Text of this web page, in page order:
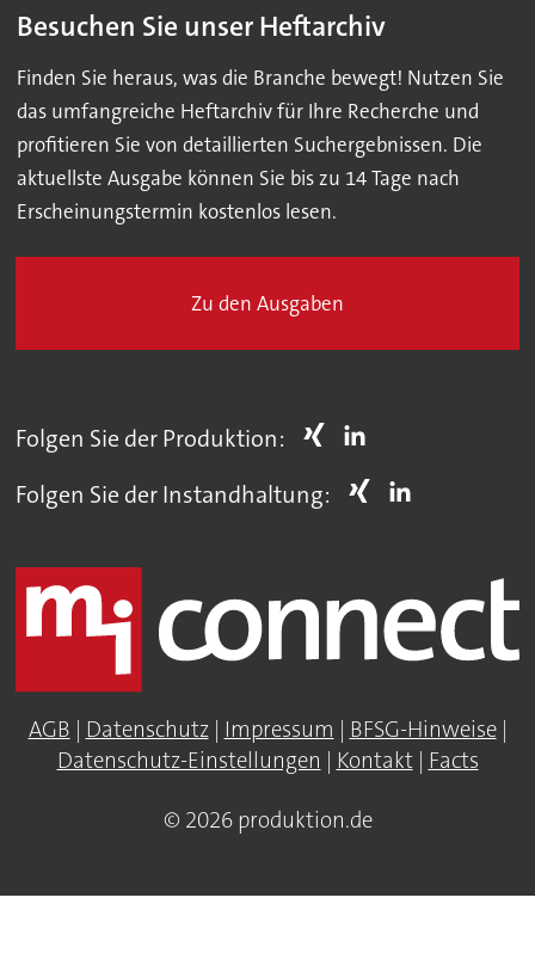
Besuchen Sie unser Heftarchiv
Finden Sie heraus, was die Branche bewegt! Nutzen Sie
das umfangreiche Heftarchiv für Ihre Recherche und
profitieren Sie von detaillierten Suchergebnissen. Die
aktuellste Ausgabe können Sie bis zu 14 Tage nach
Erscheinungstermin kostenlos lesen.
Zu den Ausgaben
Folgen Sie der Produktion:
Folgen Sie der Instandhaltung:
AGB | Datenschutz| Impressum | BFSG-Hinweise|
Datenschutz-Einstellungen | Kontakt| Facts
© 2026 produktion.de